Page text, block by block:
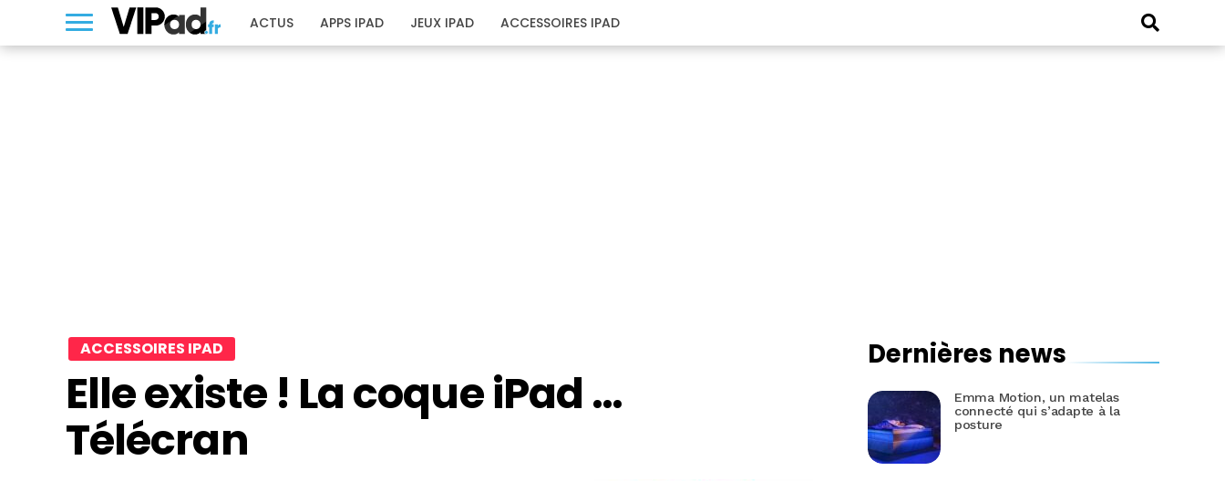
ACTUS APPS IPAD JEUX IPAD ACCESSOIRES IPAD
ACCESSOIRES IPAD
Elle existe ! La coque iPad …
Télécran
Dernières news
Emma Motion, un matelas
connecté qui s’adapte à la
posture